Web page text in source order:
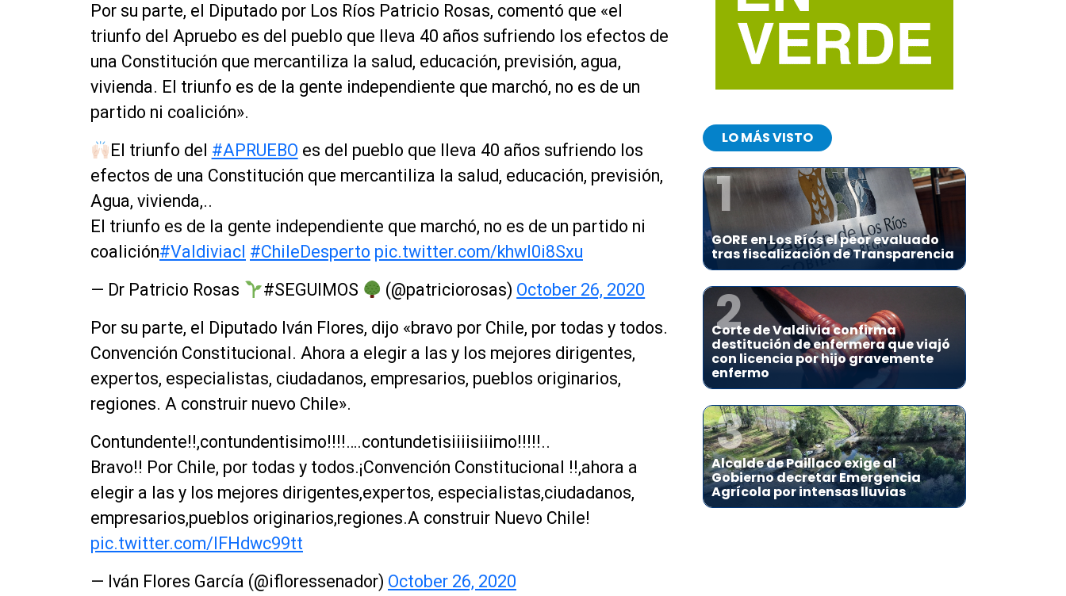
Por su parte, el Diputado por Los Ríos Patricio Rosas, comentó que «el
triunfo del Apruebo es del pueblo que lleva 40 años sufriendo los efectos de
una Constitución que mercantiliza la salud, educación, previsión, agua,
vivienda. El triunfo es de la gente independiente que marchó, no es de un
partido ni coalición».
El triunfo del #APRUEBO es del pueblo que lleva 40 años sufriendo los
efectos de una Constitución que mercantiliza la salud, educación, previsión,
Agua, vivienda,..
El triunfo es de la gente independiente que marchó, no es de un partido ni
coalición#Valdiviacl #ChileDesperto pic.twitter.com/khwI0i8Sxu
— Dr Patricio Rosas
#SEGUIMOS (@patriciorosas) October 26, 2020
Por su parte, el Diputado Iván Flores, dijo «bravo por Chile, por todas y todos.
Convención Constitucional. Ahora a elegir a las y los mejores dirigentes,
expertos, especialistas, ciudadanos, empresarios, pueblos originarios,
regiones. A construir nuevo Chile».
Contundente!!,contundentisimo!!!!….contundetisiiiisiiimo!!!!!..
Bravo!! Por Chile, por todas y todos.¡Convención Constitucional !!,ahora a
elegir a las y los mejores dirigentes,expertos, especialistas,ciudadanos,
empresarios,pueblos originarios,regiones.A construir Nuevo Chile!
pic.twitter.com/IFHdwc99tt
— Iván Flores García (@ifloressenador) October 26, 2020
LO MÁS VISTO
1
GORE en Los Ríos el peor evaluado
tras fiscalización de Transparencia
2
Corte de Valdivia confirma
destitución de enfermera que viajó
con licencia por hijo gravemente
enfermo
3
Alcalde de Paillaco exige al
Gobierno decretar Emergencia
Agrícola por intensas lluvias